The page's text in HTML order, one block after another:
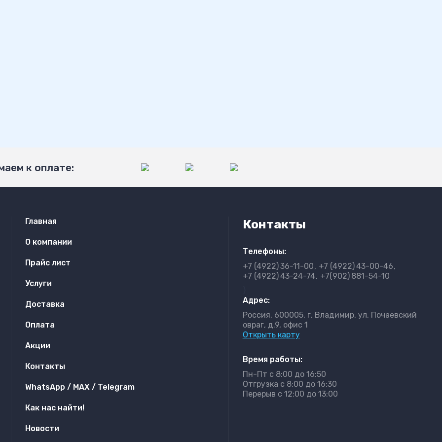
к оплате:
Главная
О компании
Прайс лист
Услуги
Доставка
Оплата
Акции
Контакты
WhatsApp / MAX / Telegram
Как нас найти!
Новости
Контакты
Телефоны:
+7 (4922)36-11-00 +7 (4922)43-00-46
+7 (4922)43-24-74 +7(902) 881-54-10
Адрес:
Россия, 600005, г. Владимир, ул. Почаевский
овраг, д.9, офис 1
Открыть карту
Время работы:
Пн-Пт с 8:00 до 16:50
Отгрузка с 8:00 до 16:30
Перерыв с 12:00 до 13:00